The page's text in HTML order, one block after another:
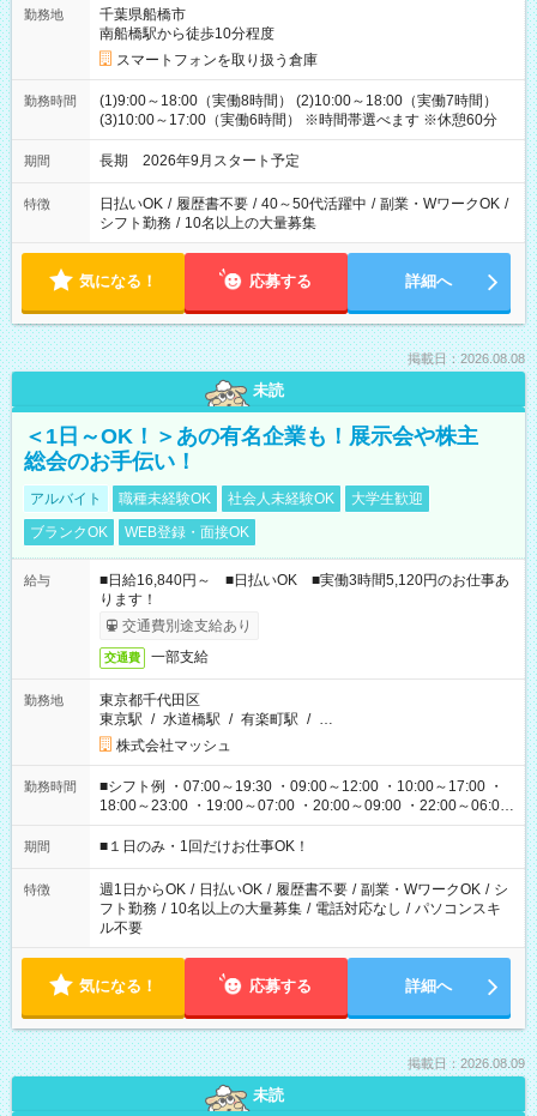
勤務地
千葉県船橋市
南船橋駅から徒歩10分程度
スマートフォンを取り扱う倉庫
勤務時間
(1)9:00～18:00（実働8時間） (2)10:00～18:00（実働7時間）
(3)10:00～17:00（実働6時間） ※時間帯選べます ※休憩60分
期間 長期 2026年9月スタート予定
特徴 日払いOK / 履歴書不要 / 40～50代活躍中 / 副業・WワークOK /
シフト勤務 / 10名以上の大量募集
気になる！ 応募する 詳細へ
掲載日：2026.08.08
未読
＜1日～OK！＞あの有名企業も！展示会や株主
総会のお手伝い！
アルバイト 職種未経験OK 社会人未経験OK
大学生歓迎
ブランクOK
WEB登録・面接OK
給与
■日給16,840円～ ■日払いOK ■実働3時間5,120円のお仕事あ
ります！
交通費別途支給あり
交通費 一部支給
勤務地
東京都千代田区
東京駅 / 水道橋駅 / 有楽町駅 / …
株式会社マッシュ
勤務時間
■シフト例 ・07:00～19:30 ・09:00～12:00 ・10:00～17:00 ・
18:00～23:00 ・19:00～07:00 ・20:00～09:00 ・22:00～06:00
etc ★最短で3時間で5,120円のお仕事から 15時間で2万円近く稼
げるお仕事も！ ご希望のお時間に合わせてご紹介！ ※シフトは
ください！
期間 ■１日のみ・1回だけお仕事OK！
特徴 週1日からOK / 日払いOK / 履歴書不要 / 副業・WワークOK / シ
フト勤務 / 10名以上の大量募集 / 電話対応なし / パソコンスキ
ル不要
気になる！ 応募する 詳細へ
掲載日：2026.08.09
未読